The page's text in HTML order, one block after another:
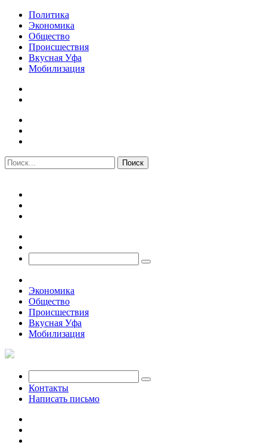
Политика
Экономика
Общество
Происшествия
Вкусная Уфа
Мобилизация
Экономика
Общество
Происшествия
Вкусная Уфа
Мобилизация
Контакты
Написать письмо